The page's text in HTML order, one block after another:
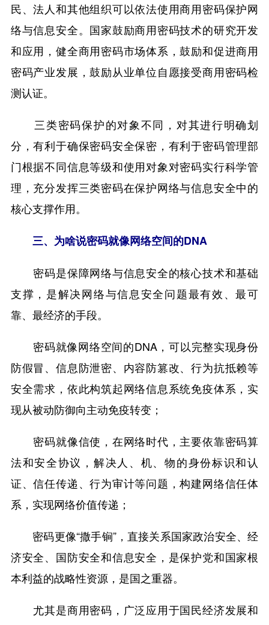
民、法人和其他组织可以依法使用商用密码保护网
络与信息安全。国家鼓励商用密码技术的研究开发
和应用，健全商用密码市场体系，鼓励和促进商用
密码产业发展，鼓励从业单位自愿接受商用密码检
测认证。
三类密码保护的对象不同，对其进行明确划
分，有利于确保密码安全保密，有利于密码管理部
门根据不同信息等级和使用对象对密码实行科学管
理，充分发挥三类密码在保护网络与信息安全中的
核心支撑作用。
三、为啥说密码就像网络空间的DNA
密码是保障网络与信息安全的核心技术和基础
支撑，是解决网络与信息安全问题最有效、最可
靠、最经济的手段。
密码就像网络空间的DNA，可以完整实现身份
防假冒、信息防泄密、内容防篡改、行为抗抵赖等
安全需求，依此构筑起网络信息系统免疫体系，实
现从被动防御向主动免疫转变；
密码就像信使，在网络时代，主要依靠密码算
法和安全协议，解决人、机、物的身份标识和认
证、信任传递、行为审计等问题，构建网络信任体
系，实现网络价值传递；
密码更像“撒手锏”，直接关系国家政治安全、经
济安全、国防安全和信息安全，是保护党和国家根
本利益的战略性资源，是国之重器。
尤其是商用密码，广泛应用于国民经济发展和